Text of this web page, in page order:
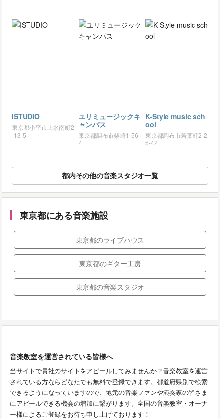
ISTUDIO
東京都小平市上水南町2
-13-5
ユリミュージックキ
ャンパス
東京都調布市柴崎1-56-
4
K-Style music sch
ool
東京都調布市若葉町2-2
5-42
都内その他の音楽スタジオ一覧
東京都にある音楽施設
東京都のライブハウス
東京都のギター工房
東京都の音楽スタジオ
音楽教室を運営されている皆様へ
当サイトで貴社のサイトをアピールしてみませんか？音楽教室を運営
されている方ならどなたでも無料で登録できます。都道府県別で検索
できるようになっていますので、地元の音楽ファンや演奏家の皆さま
にアピールできる機会の増加に繋がります。全国の音楽教室・オーナ
ー様によるご登録をお待ち申し上げております！